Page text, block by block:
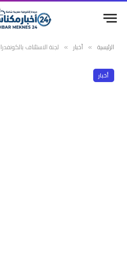
الرئيسية » أخبار » لجنة الاستئناف بالكونفدرالية الإفريقية
أخبار